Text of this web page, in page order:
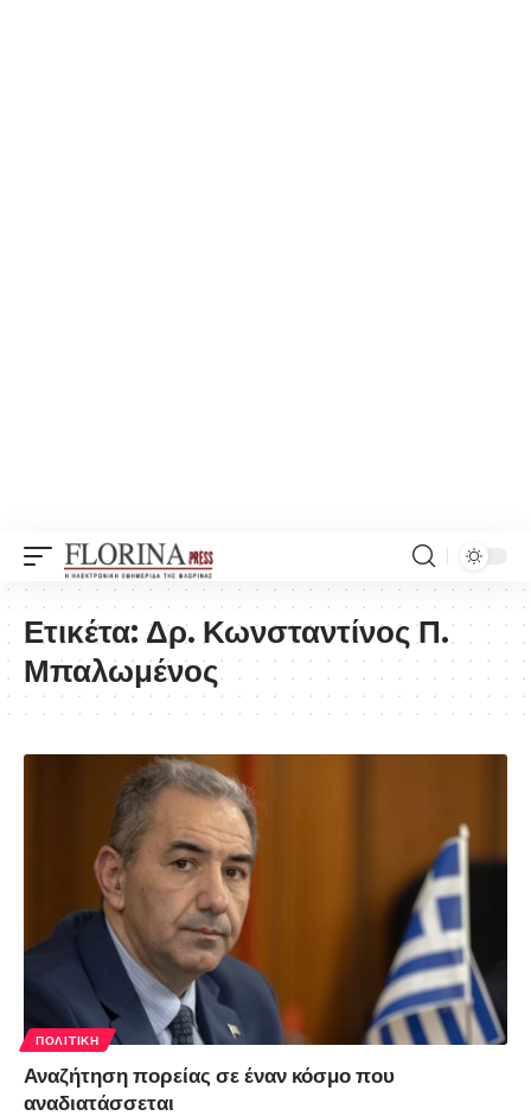
Ετικέτα: Δρ. Κωνσταντίνος Π.
Μπαλωμένος
ΠΟΛΙΤΙΚΉ
Αναζήτηση πορείας σε έναν κόσμο που
αναδιατάσσεται